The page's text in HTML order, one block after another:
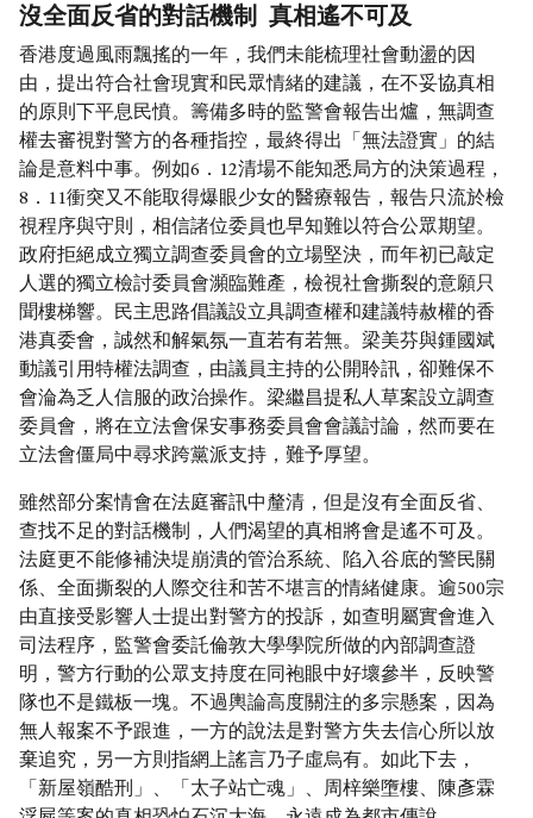
沒全面反省的對話機制 真相遙不可及
香港度過風雨飄搖的一年，我們未能梳理社會動盪的因
由，提出符合社會現實和民眾情緒的建議，在不妥協真相
的原則下平息民憤。籌備多時的監警會報告出爐，無調查
權去審視對警方的各種指控，最終得出「無法證實」的結
論是意料中事。例如6．12清場不能知悉局方的決策過程，
8．11衝突又不能取得爆眼少女的醫療報告，報告只流於檢
視程序與守則，相信諸位委員也早知難以符合公眾期望。
政府拒絕成立獨立調查委員會的立場堅決，而年初已敲定
人選的獨立檢討委員會瀕臨難產，檢視社會撕裂的意願只
聞樓梯響。民主思路倡議設立具調查權和建議特赦權的香
港真委會，誠然和解氣氛一直若有若無。梁美芬與鍾國斌
動議引用特權法調查，由議員主持的公開聆訊，卻難保不
會淪為乏人信服的政治操作。梁繼昌提私人草案設立調查
委員會，將在立法會保安事務委員會會議討論，然而要在
立法會僵局中尋求跨黨派支持，難予厚望。
雖然部分案情會在法庭審訊中釐清，但是沒有全面反省、
查找不足的對話機制，人們渴望的真相將會是遙不可及。
法庭更不能修補決堤崩潰的管治系統、陷入谷底的警民關
係、全面撕裂的人際交往和苦不堪言的情緒健康。逾500宗
由直接受影響人士提出對警方的投訴，如查明屬實會進入
司法程序，監警會委託倫敦大學學院所做的內部調查證
明，警方行動的公眾支持度在同袍眼中好壞參半，反映警
隊也不是鐵板一塊。不過輿論高度關注的多宗懸案，因為
無人報案不予跟進，一方的說法是對警方失去信心所以放
棄追究，另一方則指網上謠言乃子虛烏有。如此下去，
「新屋嶺酷刑」、「太子站亡魂」、周梓樂墮樓、陳彥霖